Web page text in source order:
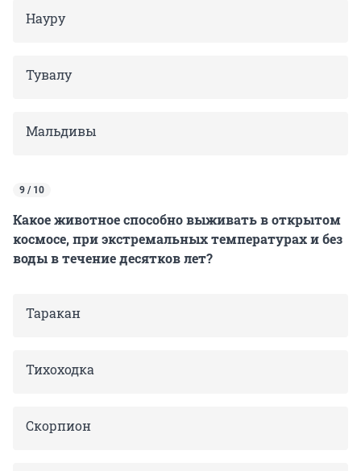
Науру
Тувалу
Мальдивы
9 / 10
Какое животное способно выживать в открытом
космосе, при экстремальных температурах и без
воды в течение десятков лет?
Таракан
Тихоходка
Скорпион